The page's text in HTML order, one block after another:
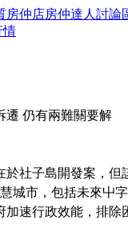
房仲店房仲達人 討論
情
遷 仍有兩難關要解
社子島開發案，
城市，包括未來屮
速行政效能，排除